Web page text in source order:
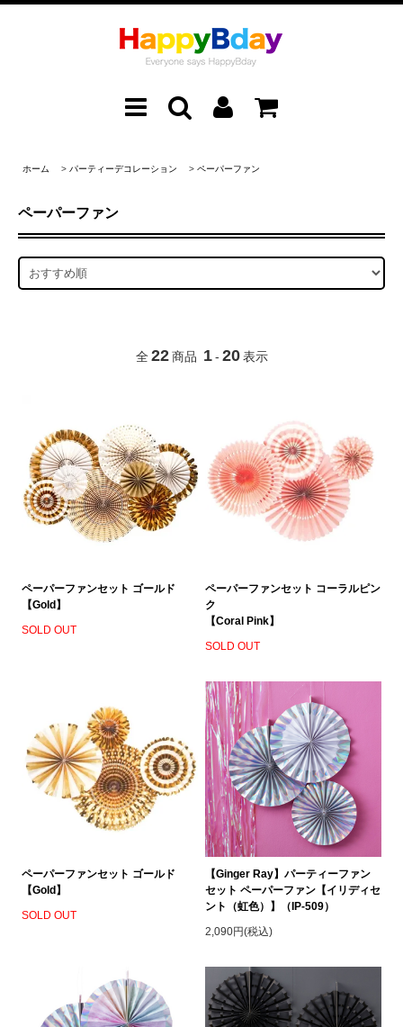
ホーム > パーティーデコレーション > ペーパーファン
ペーパーファン
全 22 商品 1 - 20 表示
ペーパーファンセット ゴールド
【Gold】
SOLD OUT
ペーパーファンセット コーラルピン
ク
【Coral Pink】
SOLD OUT
ペーパーファンセット ゴールド
【Gold】
SOLD OUT
【Ginger Ray】パーティーファン
セット ペーパーファン【イリディセ
ント（虹色）】（IP-509）
2,090円(税込)